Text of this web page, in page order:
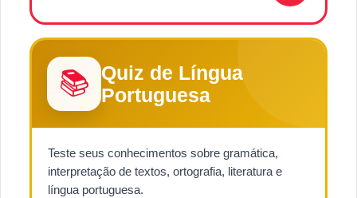
📚
Quiz de Língua
Portuguesa
Teste seus conhecimentos sobre gramática,
interpretação de textos, ortografia, literatura e
língua portuguesa.